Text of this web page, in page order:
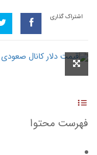
اشتراک گذاری
فهرست محتوا